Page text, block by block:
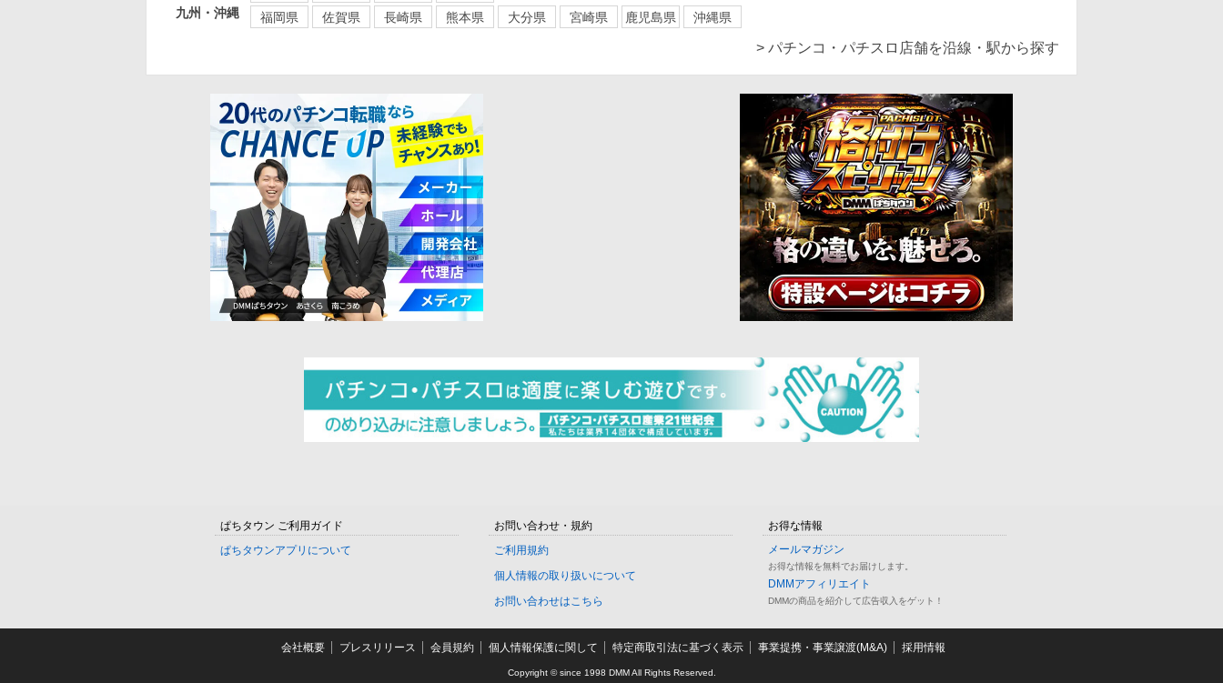
九州・沖縄
福岡県 佐賀県 長崎県 熊本県 大分県 宮崎県 鹿児島県 沖縄県
> パチンコ・パチスロ店舗を沿線・駅から探す
ぱちタウン ご利用ガイド
ぱちタウンアプリについて
お問い合わせ・規約
ご利用規約
個人情報の取り扱いについて
お問い合わせはこちら
お得な情報
メールマガジン
お得な情報を無料でお届けします。
DMMアフィリエイト
DMMの商品を紹介して広告収入をゲット！
会社概要 プレスリリース 会員規約 個人情報保護に関して 特定商取引法に基づく表示 事業提携・事業譲渡(M&A) 採用情報
Copyright © since 1998 DMM All Rights Reserved.